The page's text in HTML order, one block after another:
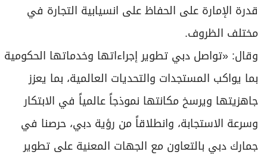
قدرة الإمارة على الحفاظ على انسيابية التجارة في
مختلف الظروف.
وقال: «تواصل دبي تطوير إجراءاتها وخدماتها الحكومية
بما يواكب المستجدات والتحديات العالمية، بما يعزز
جاهزيتها ويرسخ مكانتها نموذجاً عالمياً في الابتكار
وسرعة الاستجابة، وانطلاقاً من رؤية دبي، حرصنا في
جمارك دبي بالتعاون مع الجهات المعنية على تطوير